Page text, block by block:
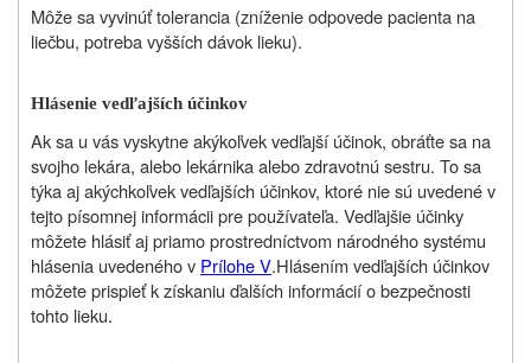
Môže sa vyvinúť tolerancia (zníženie odpovede pacienta na
liečbu, potreba vyšších dávok lieku).
Hlásenie vedľajších účinkov
Ak sa u vás vyskytne akýkoľvek vedľajší účinok, obráťte sa na
svojho lekára, alebo lekárnika alebo zdravotnú sestru. To sa
týka aj akýchkoľvek vedľajších účinkov, ktoré nie sú uvedené v
tejto písomnej informácii pre používateľa. Vedľajšie účinky
môžete hlásiť aj priamo prostredníctvom národného systému
hlásenia uvedeného v Prílohe V.Hlásením vedľajších účinkov
môžete prispieť k získaniu ďalších informácií o bezpečnosti
tohto lieku.